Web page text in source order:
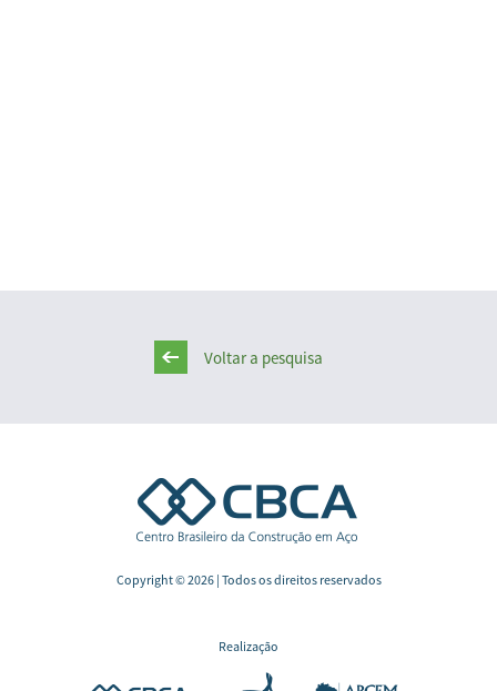
Voltar a pesquisa
Copyright © 2026 | Todos os direitos reservados
Realização